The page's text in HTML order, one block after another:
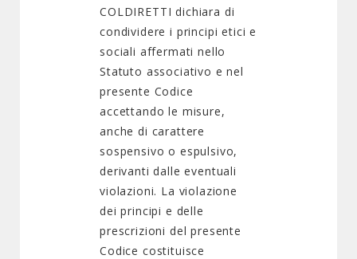
COLDIRETTI dichiara di
condividere i principi etici e
sociali affermati nello
Statuto associativo e nel
presente Codice
accettando le misure,
anche di carattere
sospensivo o espulsivo,
derivanti dalle eventuali
violazioni. La violazione
dei principi e delle
prescrizioni del presente
Codice costituisce